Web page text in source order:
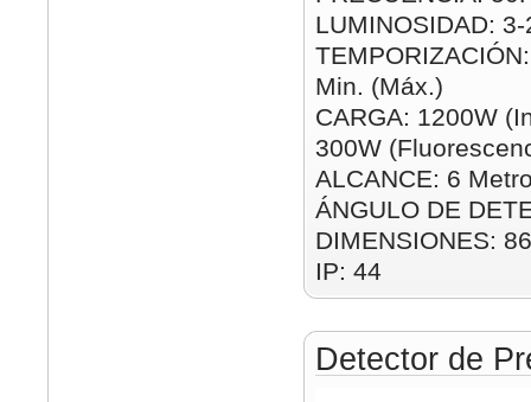
LUMINOSIDAD:
Min. (Máx.)
CARGA: 1200W
300W
ALCANCE: 6
ÁNGULO DE
DIMENSIONES:
IP: 44
Detector de